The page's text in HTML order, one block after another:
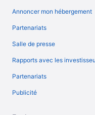
Annoncer mon hébergement
Partenariats
Salle de presse
Rapports avec les
Partenariats
Publicité